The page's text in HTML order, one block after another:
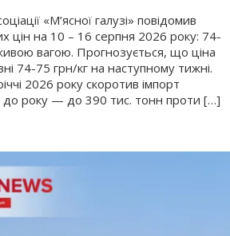
«М’ясної галузі» повідомив
цін на 10 – 16 серпня 2026 року: 74-
вагою. Прогнозується, що ціна
74-75 грн/кг на наступному тижні.
2026 року скоротив імпорт
до року — до 390 тис. тонн проти […]